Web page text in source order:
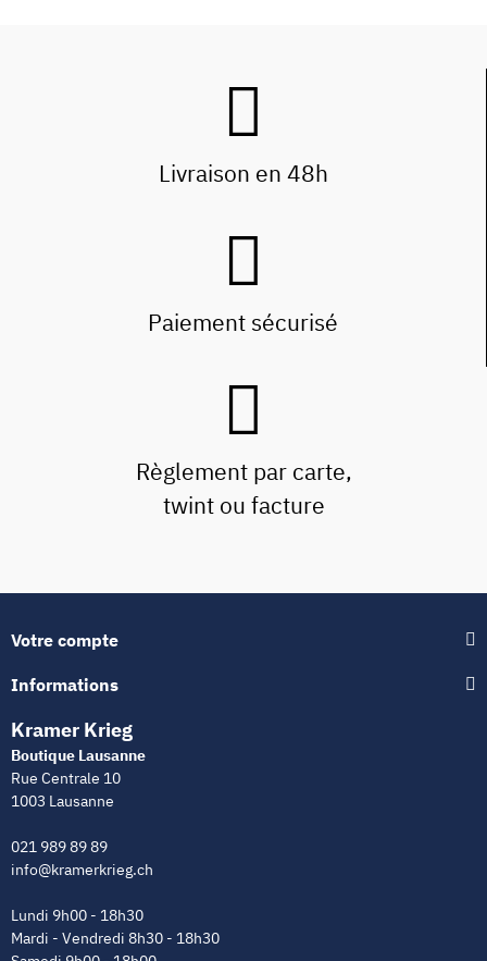
Livraison en 48h
Paiement sécurisé
Règlement par carte,
twint ou facture
Votre compte
Informations
Kramer Krieg
Boutique Lausanne
Rue Centrale 10
1003 Lausanne
021 989 89 89
info@kramerkrieg.ch
Lundi 9h00 - 18h30
Mardi - Vendredi 8h30 - 18h30